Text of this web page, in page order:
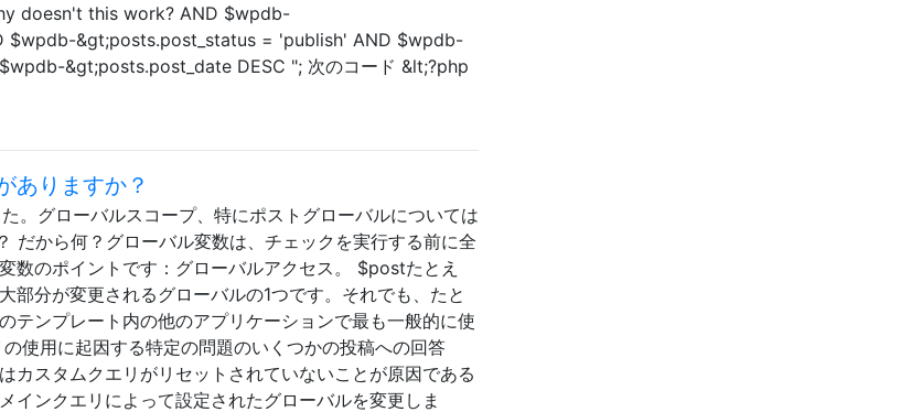
doesn't this work? AND $wpdb-
$wpdb-&gt;posts.post_status = 'publish' AND $wpdb-
&gt;posts.post_date DESC "; 次のコード &lt;?php
ありますか？
。グローバルスコープ、特にポストグローバルについては
だから何？グローバル変数は、チェックを実行する前に全
数のポイントです：グローバルアクセス。 $postたとえ
部分が変更されるグローバルの1つです。それでも、たと
テンプレート内の他のアプリケーションで最も一般的に使
使用に起因する特定の問題のいくつかの投稿への回答
カスタムクエリがリセットされていないことが原因である
インクエリによって設定されたグローバルを変更しま